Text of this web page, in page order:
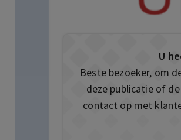
U
Beste bezoeker, om
deze publicatie of
contact op met